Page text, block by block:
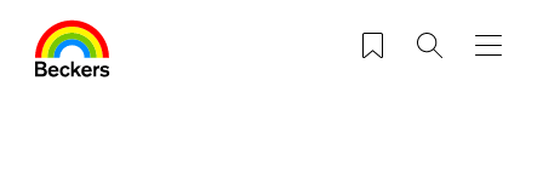
Sparade produkter
Sök